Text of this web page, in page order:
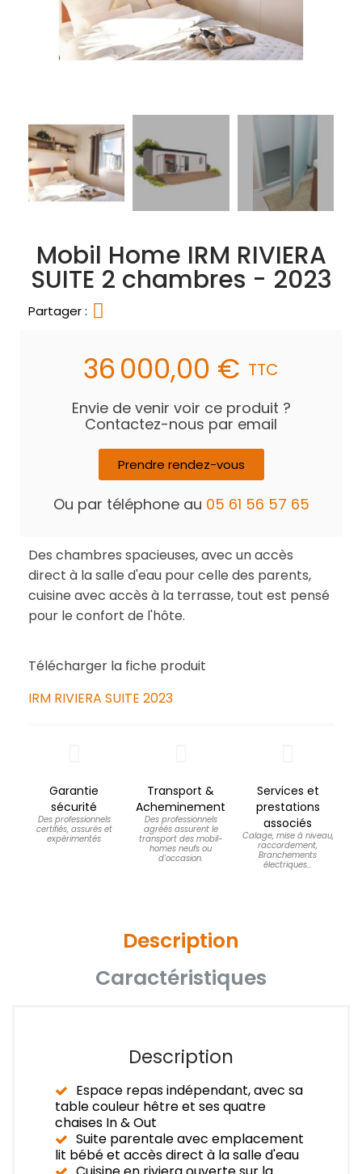
Mobil Home IRM RIVIERA
SUITE 2 chambres - 2023
Partager :
36 000,00 € TTC
Envie de venir voir ce produit ?
Contactez-nous par email
Prendre rendez-vous
Ou par téléphone au 05 61 56 57 65
Des chambres spacieuses, avec un accès
direct à la salle d'eau pour celle des parents,
cuisine avec accès à la terrasse, tout est pensé
pour le confort de l'hôte.
Télécharger la fiche produit
IRM RIVIERA SUITE 2023
Garantie
sécurité
Des professionnels
certifiés, assurés et
expérimentés
Transport &
Acheminement
Des professionnels
agréés assurent le
transport des mobil-
homes neufs ou
d'occasion.
Services et
prestations
associés
Calage, mise à niveau,
raccordement,
Branchements
électriques...
Description
Caractéristiques
Description
Espace repas indépendant, avec sa
table couleur hêtre et ses quatre
chaises In & Out
Suite parentale avec emplacement
lit bébé et accès direct à la salle d'eau